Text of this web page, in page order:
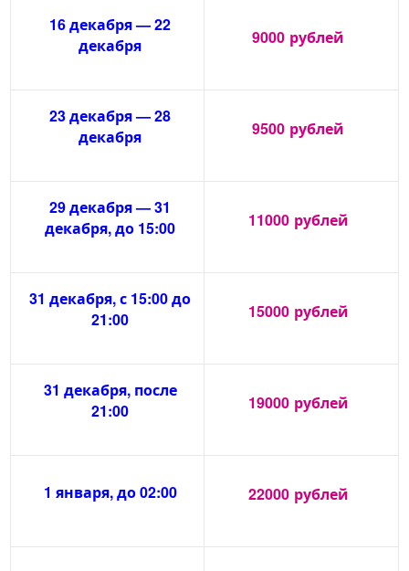
16 декабря — 22
декабря
9000 рублей
23 декабря — 28
декабря
9500 рублей
29 декабря — 31
декабря, до 15:00
11000 рублей
31 декабря, с 15:00 до
21:00
15000 рублей
31 декабря, после
21:00
19000 рублей
1 января, до 02:00 22000 рублей